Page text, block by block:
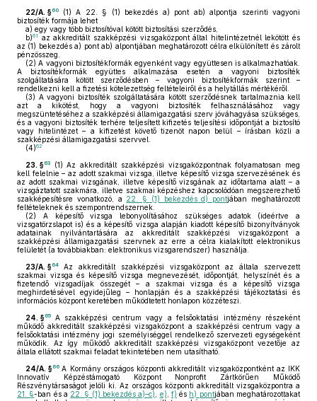
22/A. §60 (1) A 22. § (1) bekezdés a) pont ab) alpontja szerinti vagyoni
biztosíték formája lehet
a) egy vagy több biztosítóval kötött biztosítási szerződés,
b)61
az akkreditált szakképzési vizsgaközpont által hitelintézetnél lekötött és
az (1) bekezdés a) pont ab) alpontjában meghatározott célra elkülönített és zárolt
pénzösszeg.
(2) A vagyoni biztosítékformák egyenként vagy együttesen is alkalmazhatóak.
A biztosítékformák együttes alkalmazása esetén a vagyoni biztosíték
szolgáltatására kötött szerződésben – vagyoni biztosítékformák szerint –
rendelkezni kell a fizetési kötelezettség feltételeiről és a helytállás mértékéről.
(3) A vagyoni biztosíték szolgáltatására kötött szerződésnek tartalmaznia kell
azt a kikötést, hogy a vagyoni biztosíték felhasználásához vagy
megszüntetéséhez a szakképzési államigazgatási szerv jóváhagyása szükséges,
és a vagyoni biztosíték terhére teljesített kifizetés teljesítési időpontját a biztosító
vagy hitelintézet – a kifizetést követő tizenöt napon belül – írásban közli a
szakképzési államigazgatási szervvel.
(4)62
23. §63 (1) Az akkreditált szakképzési vizsgaközpontnak folyamatosan meg
kell felelnie – az adott szakmai vizsga, illetve képesítő vizsga szervezésének és
az adott szakmai vizsgának, illetve képesítő vizsgának az időtartama alatt – a
vizsgáztatott szakmára, illetve szakmai képzéshez kapcsolódóan megszerezhető
szakképesítésre vonatkozó, a 22. § (1) bekezdés d) pontjában meghatározott
feltételeknek és szempontrendszernek.
(2) A képesítő vizsga lebonyolításához szükséges adatok (ideértve a
vizsgatörzslapot is) és a képesítő vizsga alapján kiadott képesítő bizonyítványok
adatainak nyilvántartására az akkreditált szakképzési vizsgaközpont a
szakképzési államigazgatási szervnek az erre a célra kialakított elektronikus
felületét (a továbbiakban: elektronikus vizsgarendszer) használja.
23/A. §64
Az akkreditált szakképzési vizsgaközpont az általa szervezett
szakmai vizsga és képesítő vizsga megnevezését, időpontját, helyszínét és a
fizetendő vizsgadíjak összegét – a szakmai vizsga és a képesítő vizsga
meghirdetésével egyidejűleg – honlapján és a szakképzési tájékoztatási és
információs központ keretében működtetett honlapon közzéteszi.
24. §65
A szakképzési centrum vagy a felsőoktatási intézmény részeként
működő akkreditált szakképzési vizsgaközpont a szakképzési centrum vagy a
felsőoktatási intézmény jogi személyiséggel rendelkező szervezeti egységeként
működik. Az így működő akkreditált szakképzési vizsgaközpont vezetője az
általa ellátott szakmai feladat tekintetében nem utasítható.
24/A. §66 A Kormány országos központi akkreditált vizsgaközpontként az IKK
Innovatív Képzéstámogató Központ Nonprofit Zártkörűen Működő
Részvénytársaságot jelöli ki. Az országos központi akkreditált vizsgaközpontra a
21. §-ban és a 22. § (1) bekezdés a)–c) e) f) és h) pontjában meghatározottakat